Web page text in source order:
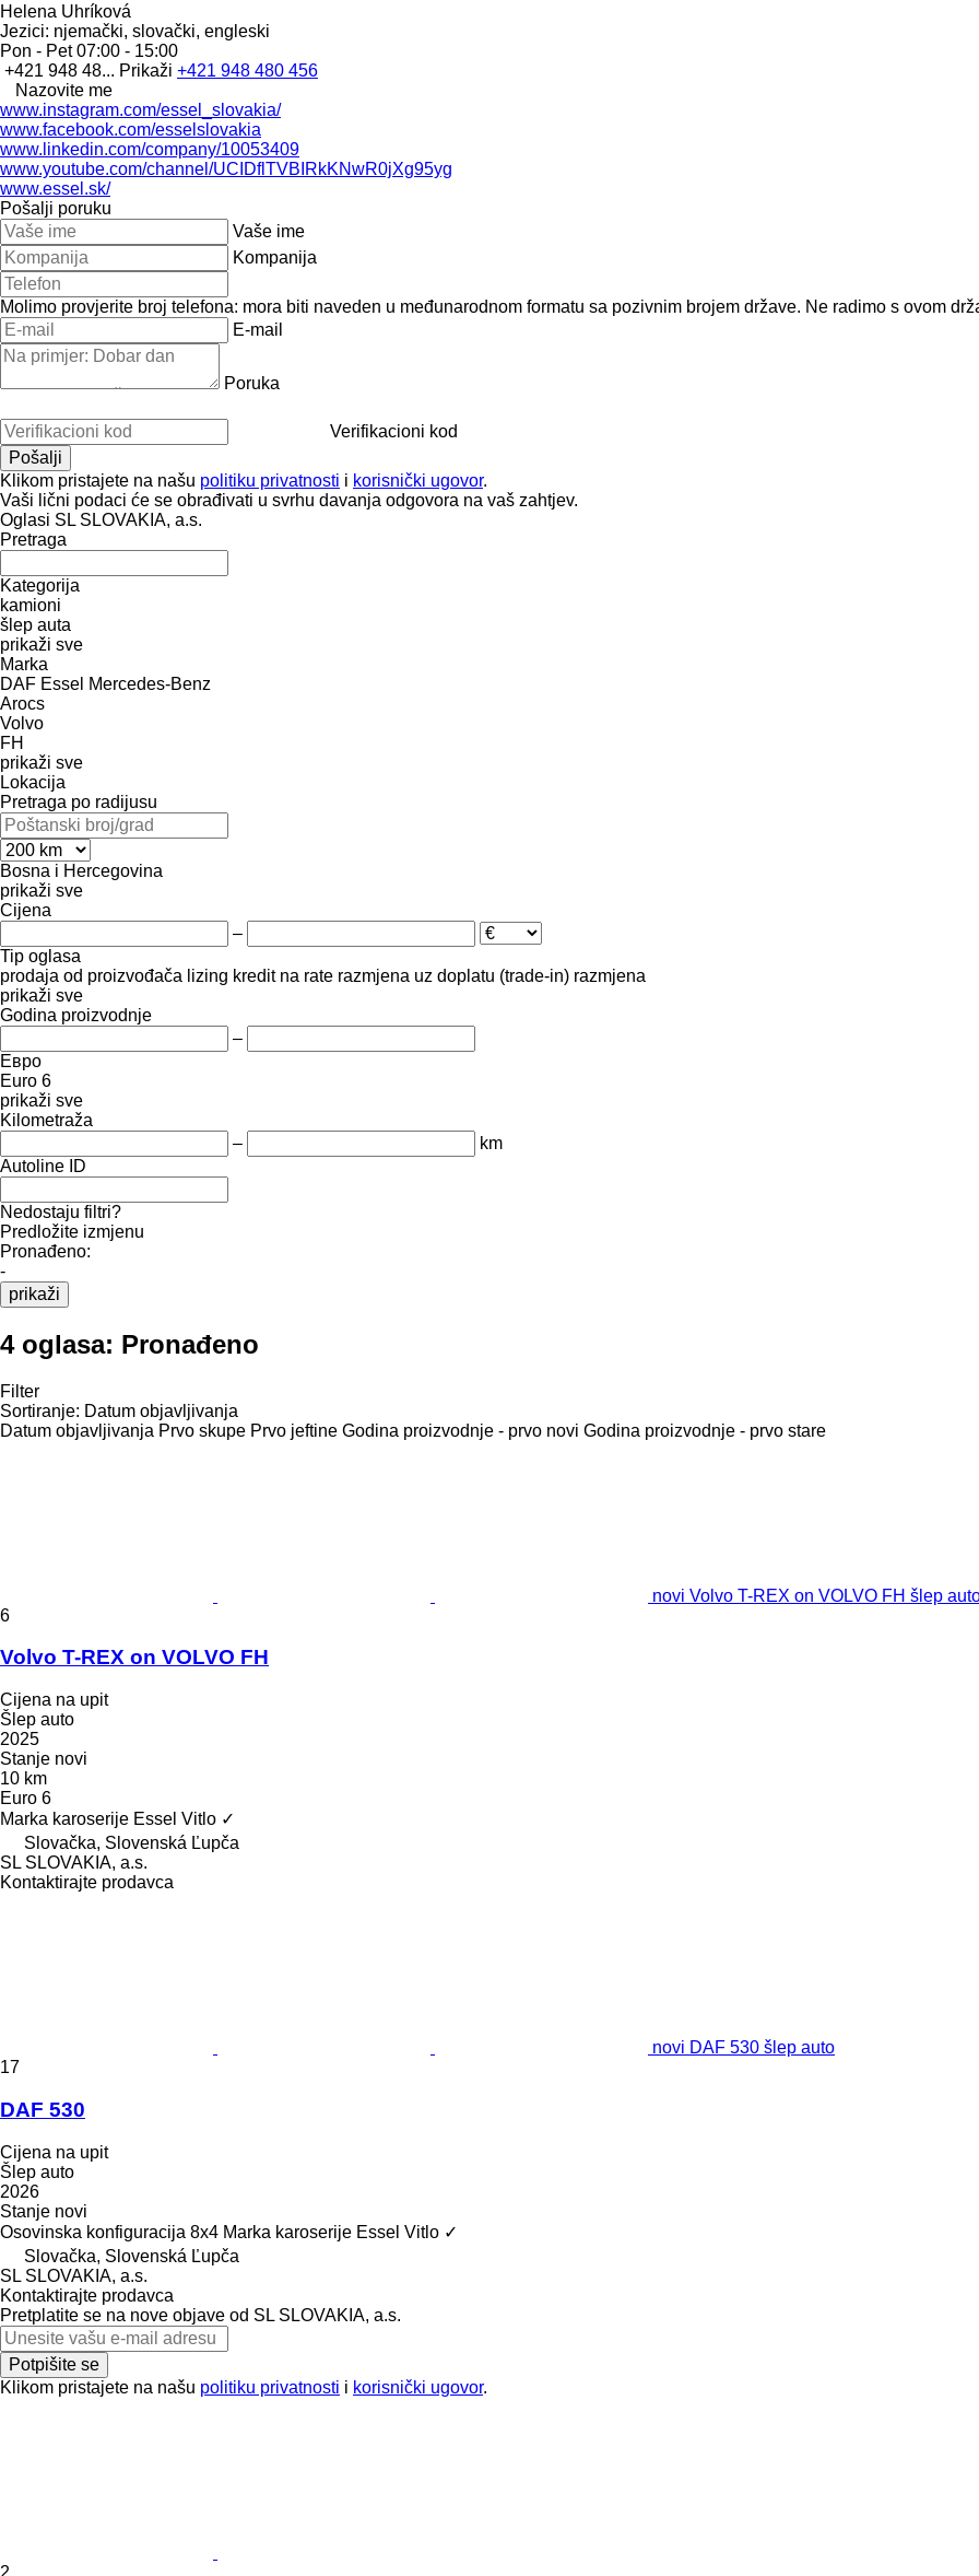
Helena Uhríková
Jezici: njemački, slovački, engleski
Pon - Pet07:00 - 15:00
+421 948 48... Prikaži +421 948 480 456
Nazovite me
www.instagram.com/essel_slovakia/
www.facebook.com/esselslovakia
www.linkedin.com/company/10053409
www.youtube.com/channel/UCIDflTVBIRkKNwR0jXg95yg
www.essel.sk/
Pošalji poruku
Vaše ime
Kompanija
Molimo provjerite broj telefona: mora biti naveden u međunarodnom formatu sa pozivnim brojem države. Ne radimo s ovom
E-mail
Poruka
Verifikacioni kod
Klikom pristajete na našu politiku privatnosti i korisnički ugovor.
Vaši lični podaci će se obrađivati ​​u svrhu davanja odgovora na vaš zahtjev.
Oglasi SL SLOVAKIA, a.s.
Pretraga
Kategorija
kamioni
šlep auta
prikaži sve
Marka
DAF Essel Mercedes-Benz
Arocs
Volvo
FH
prikaži sve
Lokacija
Pretraga po radijusu
Bosna i Hercegovina
prikaži sve
Cijena
–
Tip oglasa
prodaja od proizvođača lizing kredit na rate razmjena uz doplatu (trade-in) razmjena
prikaži sve
Godina proizvodnje
–
Евро
Euro 6
prikaži sve
Kilometraža
–
km
Autoline ID
Nedostaju filtri?
Predložite izmjenu
Pronađeno:
-
prikaži
4 oglasa: Pronađeno
Filter
Sortiranje: Datum objavljivanja
Datum objavljivanja Prvo skupe Prvo jeftine Godina proizvodnje - prvo novi Godina proizvodnje - prvo stare
novi Volvo T-REX on VOLVO FH šlep
6
Volvo T-REX on VOLVO FH
Cijena na upit
Šlep auto
2025
Stanje novi
10 km
Euro 6
Marka karoserije Essel Vitlo ✓
Slovačka, Slovenská Ľupča
SL SLOVAKIA, a.s.
Kontaktirajte prodavca
novi DAF 530 šlep auto
17
DAF 530
Cijena na upit
Šlep auto
2026
Stanje novi
Osovinska konfiguracija 8x4 Marka karoserije Essel Vitlo ✓
Slovačka, Slovenská Ľupča
SL SLOVAKIA, a.s.
Kontaktirajte prodavca
Pretplatite se na nove objave od SL SLOVAKIA, a.s.
Potpišite se
Klikom pristajete na našu politiku privatnosti i korisnički ugovor.
2